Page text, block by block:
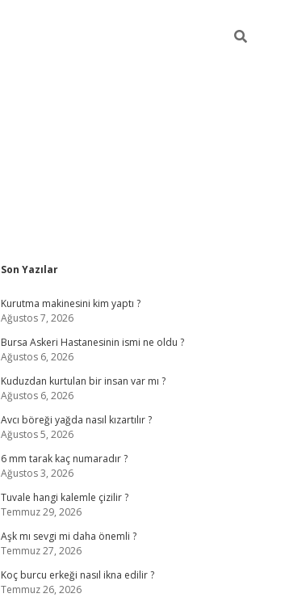
Sidebar
Son Yazılar
Kurutma makinesini kim yaptı ?
Ağustos 7, 2026
Bursa Askeri Hastanesinin ismi ne oldu ?
Ağustos 6, 2026
Kuduzdan kurtulan bir insan var mı ?
Ağustos 6, 2026
Avcı böreği yağda nasıl kızartılır ?
Ağustos 5, 2026
6 mm tarak kaç numaradır ?
Ağustos 3, 2026
Tuvale hangi kalemle çizilir ?
Temmuz 29, 2026
Aşk mı sevgi mi daha önemli ?
Temmuz 27, 2026
Koç burcu erkeği nasıl ikna edilir ?
Temmuz 26, 2026